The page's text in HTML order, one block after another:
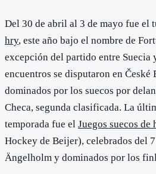
Del 30 de abril al 3 de mayo fue el
hry, este año bajo el nombre de
excepción del partido entre Suecia
encuentros se disputaron en
dominados por los suecos por
Checa, segunda clasificada. La
temporada fue el Juegos suecos de
Hockey de Beijer), celebrados del
Ängelholm y dominados por los